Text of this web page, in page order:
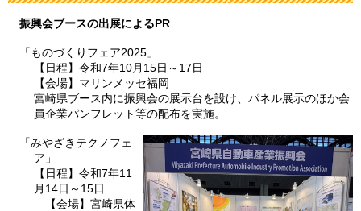
振興会ブースの出展によるPR
「ものづくりフェア2025」
【日程】令和7年10月15日～17日
【会場】マリンメッセ福岡
宮崎県ブース内に振興会の展示台を設け、パネル展示のほか会
員企業パンフレット等の配布を実施。
「みやざきテクノフェ
ア」
【日程】令和7年11
月14日～15日
【会場】宮崎県体